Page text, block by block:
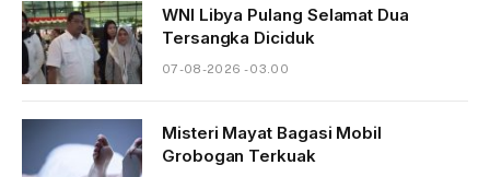
WNI Libya Pulang Selamat Dua
Tersangka Diciduk
07-08-2026 - 03.00
Misteri Mayat Bagasi Mobil
Grobogan Terkuak